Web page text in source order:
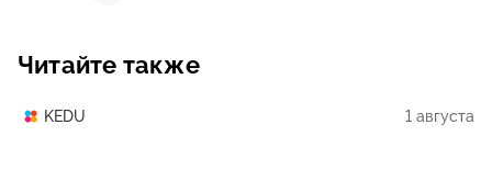
Читайте также
KEDU 1 августа